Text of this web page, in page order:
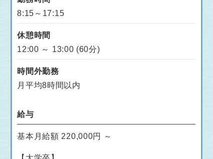
8:15～17:15
休憩時間
12:00 ～ 13:00 (60分)
時間外勤務
月平均8時間以内
給与
基本月給額 220,000円 ～